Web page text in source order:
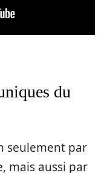
du
seulement par
mais aussi par